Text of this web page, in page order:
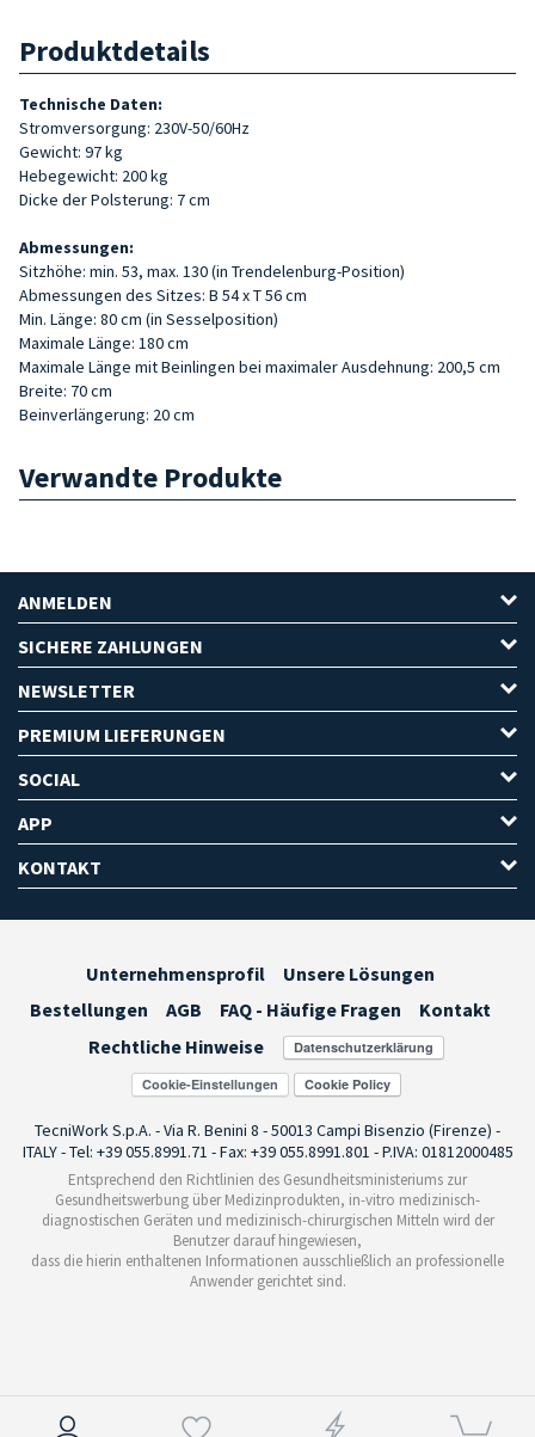
Produktdetails
Technische Daten:
Stromversorgung: 230V-50/60Hz
Gewicht: 97 kg
Hebegewicht: 200 kg
Dicke der Polsterung: 7 cm
Abmessungen:
Sitzhöhe: min. 53, max. 130 (in Trendelenburg-Position)
Abmessungen des Sitzes: B 54 x T 56 cm
Min. Länge: 80 cm (in Sesselposition)
Maximale Länge: 180 cm
Maximale Länge mit Beinlingen bei maximaler Ausdehnung: 200,5 cm
Breite: 70 cm
Beinverlängerung: 20 cm
Verwandte Produkte
ANMELDEN
SICHERE ZAHLUNGEN
NEWSLETTER
PREMIUM LIEFERUNGEN
SOCIAL
APP
KONTAKT
Unternehmensprofil
Unsere Lösungen
Bestellungen
AGB FAQ - Häufige Fragen
Kontakt
Rechtliche Hinweise
Cookie-Einstellungen
TecniWork S.p.A. - Via R. Benini 8 - 50013 Campi Bisenzio (Firenze) -
ITALY - Tel: +39 055.8991.71 - Fax: +39 055.8991.801 - P.IVA: 01812000485
Entsprechend den Richtlinien des Gesundheitsministeriums zur
Gesundheitswerbung über Medizinprodukten, in-vitro medizinisch-
diagnostischen Geräten und medizinisch-chirurgischen Mitteln wird der
Benutzer darauf hingewiesen,
dass die hierin enthaltenen Informationen ausschließlich an professionelle
Anwender gerichtet sind.